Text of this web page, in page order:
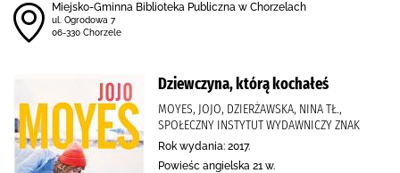
Miejsko-Gminna Biblioteka Publiczna w Chorzelach
ul. Ogrodowa 7
06-330 Chorzele
Dziewczyna, którą kochałeś
MOYES, JOJO, DZIERŻAWSKA, NINA TŁ.,
SPOŁECZNY INSTYTUT WYDAWNICZY ZNAK
Rok wydania: 2017.
Powieśc angielska 21 w.